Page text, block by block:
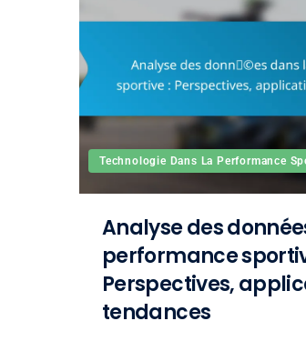
Technologie Dans La Performance
Analyse des
performance
Perspectives,
tendances